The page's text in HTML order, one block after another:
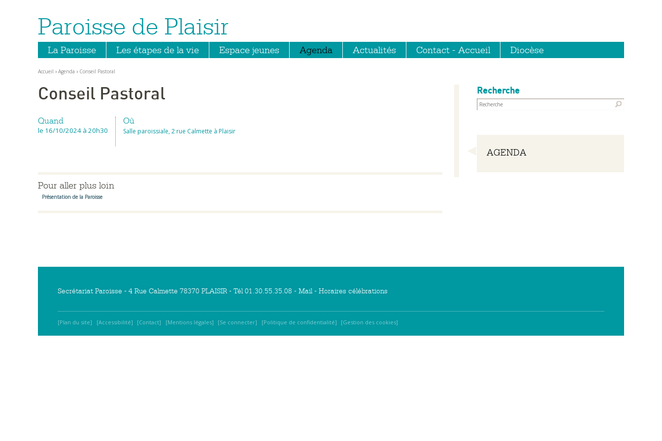
Aller
contenu.
la
Outils
personnels
Paroisse de Plaisir
La Paroisse Les étapes de la vie Espace jeunes Agenda Actualités Contact - Accueil Diocèse
Accueil › Agenda › Conseil Pastoral
Recherche
Navigation
AGENDA
Conseil Pastoral
Quand
le 16/10/2024 à 20h30
Où
Salle paroissiale, 2 rue Calmette à Plaisir
Pour aller plus loin
Présentation de la Paroisse
Secrétariat Paroisse - 4 Rue Calmette 78370 PLAISIR - Tél 01.30.55.35.08 - Mail- Horaires célébrations
Plan du site Accessibilité Contact Mentions légales Se connecter Politique de confidentialité Gestion des cookies